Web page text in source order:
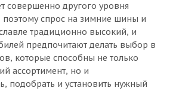
совершенно другого уровня
спрос на зимние шины и
традиционно высокий, и
предпочитают делать выбор в
которые способны не только
ассортимент, но и
подобрать и установить нужный